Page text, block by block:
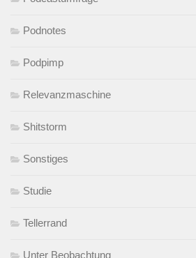
Podnotes
Podpimp
Relevanzmaschine
Shitstorm
Sonstiges
Studie
Tellerrand
Unter Beobachtung